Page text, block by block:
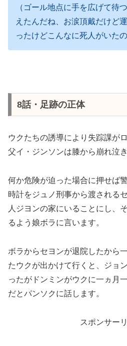
（ゴール地点に手を広げて待
えたんだね、お涙頂戴だけど
ったけどこんなに死人がいたの
8話・足跡の正体
ウクたちの誘導により失踪課が
父イ・ジンソンは膝から崩れ泣き
何か危険が迫った場合に押せば
時計をジュノ刑事から渡される
人ジヨンの家にいることにし、
るよう娘ボラに言います。
ボラからセヨンが退院したから
たウクが出かけて行くと、ジョ
ったがドンミンがウクに一ヵ月
だとパンソクに話します。
スポンサー